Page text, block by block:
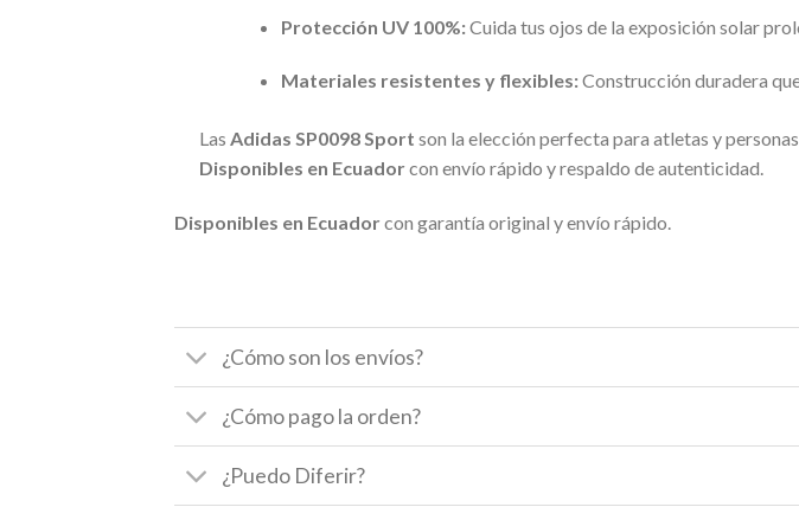
Protección UV 100%:Cuida tus ojos de la exposición solar
Materiales resistentes y flexibles:Construcción duradera
Las Adidas SP0098 Sport son la elección perfecta para atletas y
Disponibles en Ecuadorcon envío rápido y respaldo de autenticidad.
Disponibles en Ecuadorcon garantía original y envío rápido.
¿Cómo son los envíos?
¿Cómo pago la orden?
¿Puedo Diferir?